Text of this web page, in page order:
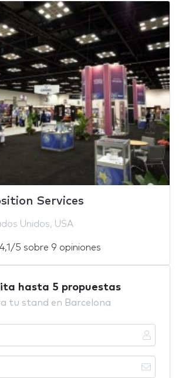
Services
Unidos, USA
4,1/5 sobre 9 opiniones
hasta 5 propuestas
tu stand en Barcelona